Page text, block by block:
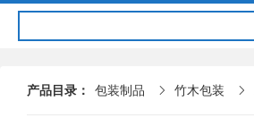
产品目录： 包装制品  竹木包装 